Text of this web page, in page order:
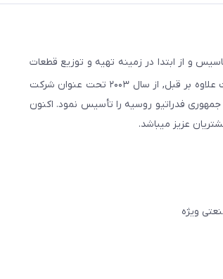
خود در تاریخ ۱۳۲۰ در خیابان امام یزد تاسیس و از ابتدا در زمینه تهیه و توزیع قطعات
صنعتی صنایع معادن و کشاورزی استان یزد و استانهای جنوبی و شرق کشور فعالیت نموده است. این شرکت علاوه بر قبل, از سال ۲۰۰۳ تحت عنوان شرکت
و دفتر خود در جمهوری فدراتیو روسیه را تأسیس نمود. اکنون